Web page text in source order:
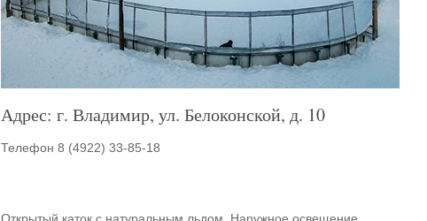
Адрес: г. Владимир, ул. Белоконской, д. 10
Телефон 8 (4922) 33-85-18